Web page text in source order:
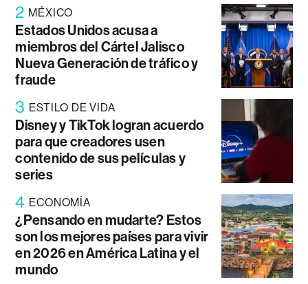
2 MÉXICO
Estados Unidos acusa a
miembros del Cártel Jalisco
Nueva Generación de tráfico y
fraude
3 ESTILO DE VIDA
Disney y TikTok logran acuerdo
para que creadores usen
contenido de sus películas y
series
4 ECONOMÍA
¿Pensando en mudarte? Estos
son los mejores países para vivir
en 2026 en América Latina y el
mundo